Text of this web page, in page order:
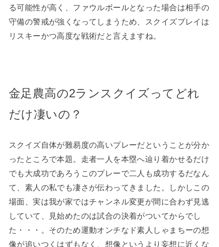
る可能性が高く、ファウルボールとなった場合は相手の
守備の警戒が強くなってしまうため、スクイズプレイは
リスキーかつ高度な戦術だと言えますね。
金足農高の2ランスクイズってどれ
だけ凄いの？
スクイズ自体が難易度の高いプレーだということが分か
ったところで本題。走者一人を本塁へ辿り着かせるだけ
でも大成功であろうこのプレーで二人も成功するだなん
て、素人の私でも凄さが伝わってきました。しかしこの
場面、実は我が家ではチャンネル変更が間に合わず見逃
していて、見始めたのは試合の決着がついてからでし
た・・・。そのため運動オンチなド素人しゃまちーの想
像が追いつくはずもなく、想像というより妄想に近くな